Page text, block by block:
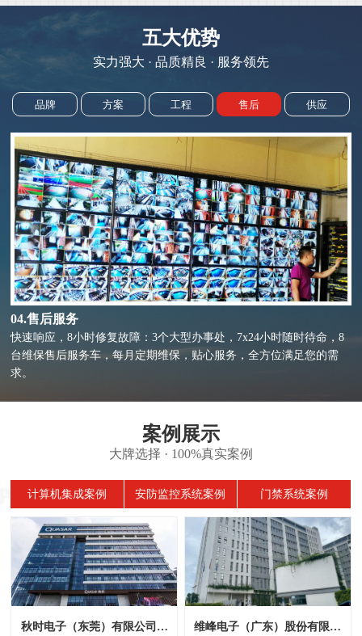
五大优势
实力强大 · 品质精良 · 服务领先
品牌 方案 工程 售后 供应
04.售后服务
快速响应，8小时修复故障：3个大型办事处，7x24小时随时待命，8
台维保售后服务车，每月定期维保，贴心服务，全方位满足您的需
求。
案例展示
大牌选择 · 100%真实案例
计算机集成案例 安防监控系统案例 门禁系统案例
秋时电子（东莞）有限公司弱
维峰电子（广东）股份有限公